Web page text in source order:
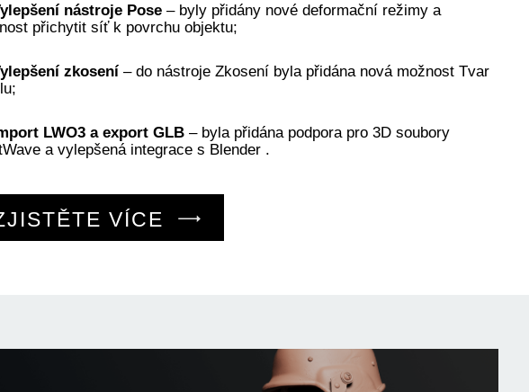
nástroje Pose – byly přidány nové deformační režimy a
přichytit síť k povrchu objektu;
zkosení – do nástroje Zkosení byla přidána nová možnost Tvar
LWO3 a export GLB – byla přidána podpora pro 3D soubory
a vylepšená integrace s Blender .
VÍCE